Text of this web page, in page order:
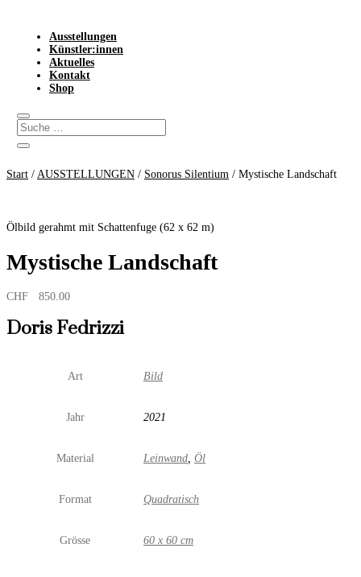
Ausstellungen
Künstler:innen
Aktuelles
Kontakt
Shop
Start / AUSSTELLUNGEN / Sonorus Silentium / Mystische Landschaft
Ölbild gerahmt mit Schattenfuge (62 x 62 m)
Mystische Landschaft
CHF 850.00
Doris Fedrizzi
Art Bild
Jahr 2021
Material Leinwand Öl
Format Quadratisch
Grösse 60 x 60 cm